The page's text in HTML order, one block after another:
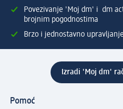
Povezivanje 'Moj dm' i dm
brojnim pogodnostima
Brzo i jednostavno
Izradi 'Moj dm'
Pomoć